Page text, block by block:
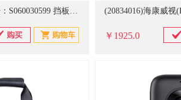
(20709142)前哨 代号：S060030599 挡板(单位：个)
￥1925.0